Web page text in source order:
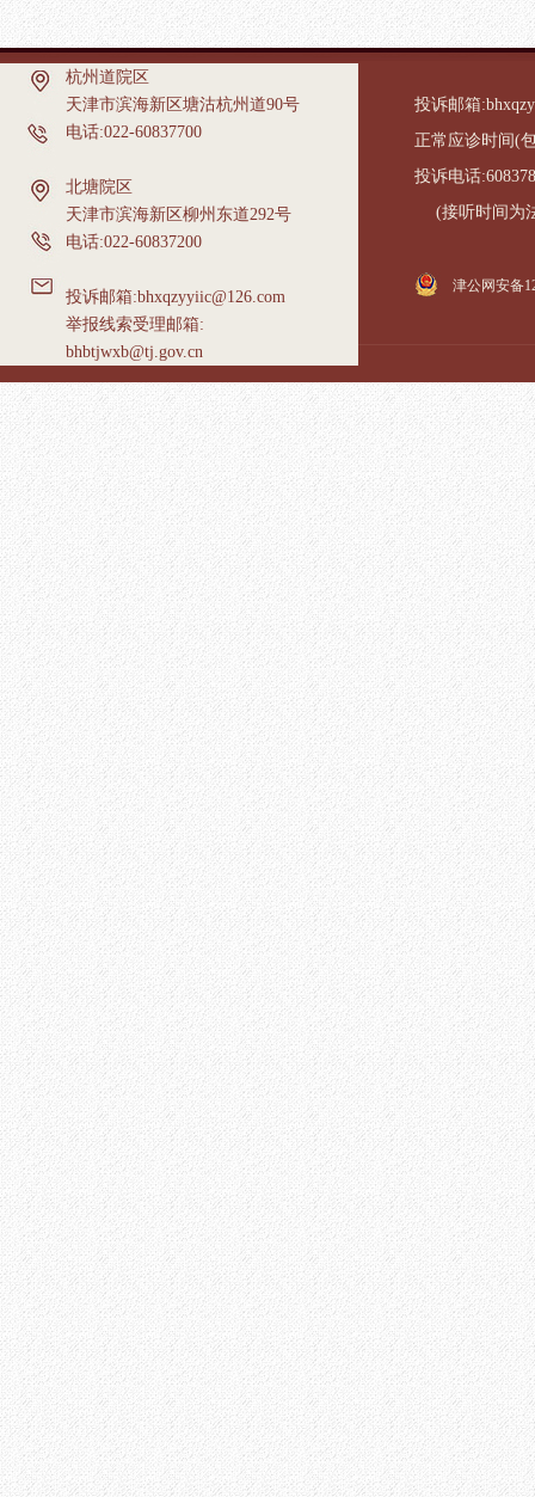
杭州道院区
天津市滨海新区塘沽杭州道90号
电话:022-60837700
北塘院区
天津市滨海新区柳州东道292号
电话:022-60837200
投诉邮箱:bhxqzyyiic@126.com
举报线索受理邮箱:
bhbtjwxb@tj.gov.cn
投诉邮箱
正常应诊时间(
投诉电话
(接听时间为法
津公网安备